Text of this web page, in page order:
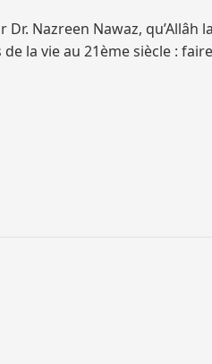
la vie au 21ème siècle :